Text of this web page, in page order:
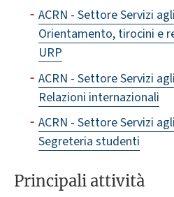
ACRN - Settore Servizi
Orientamento, tirocini e
URP
ACRN - Settore Servizi
Relazioni internazionali
ACRN - Settore Servizi
Segreteria studenti
Principali attività